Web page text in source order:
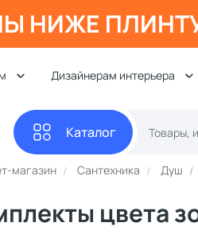
НИЖЕ
Дизайнерам интерьера
Каталог
магазин Сантехника Душ
цвета